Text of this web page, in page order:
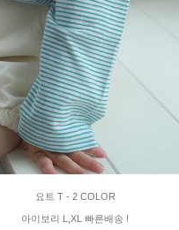
요트 T - 2 COLOR
아이보리 L,XL 빠른배송 !